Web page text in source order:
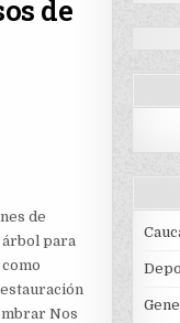
de
de
árbol para
Nos